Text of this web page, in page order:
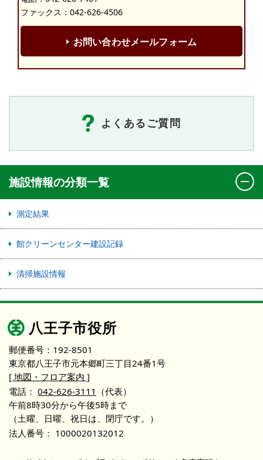
ファックス：042-626-4506
お問い合わせメールフォーム
よくあるご質問
施設情報の分類一覧
測定結果
館クリーンセンター建設記録
清掃施設情報
八王子市役所
郵便番号：192-8501
東京都八王子市元本郷町三丁目24番1号
[ 地図・フロア案内 ]
電話： 042-626-3111 （代表）
午前8時30分から午後5時まで
（土曜、日曜、祝日は、閉庁です。）
法人番号： 1000020132012